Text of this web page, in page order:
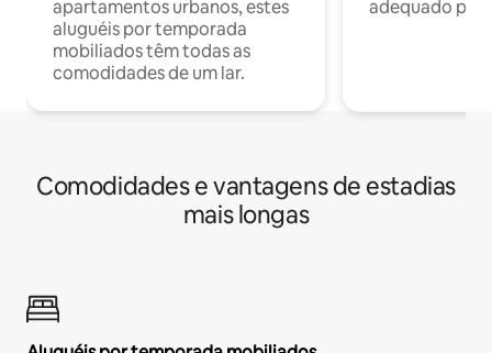
apartamentos urbanos, estes
aluguéis por temporada
mobiliados têm todas as
comodidades de um lar.
adequado
Comodidades e vantagens de estadias
mais longas